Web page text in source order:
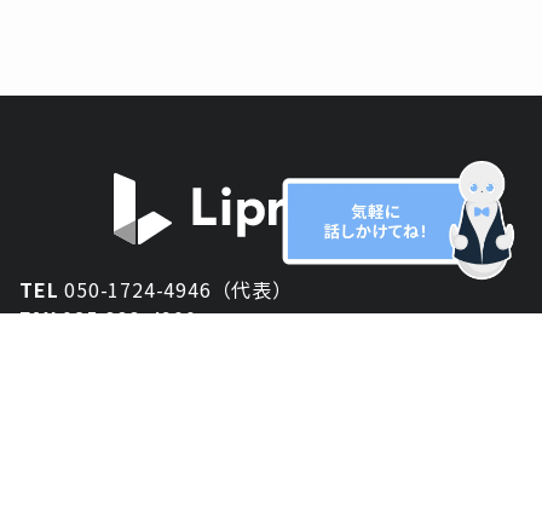
TEL050-1724-4946（代表）
FAX025-333-4900